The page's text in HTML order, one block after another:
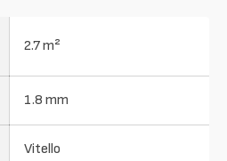
2.7 m²
1.8 mm
Vitello